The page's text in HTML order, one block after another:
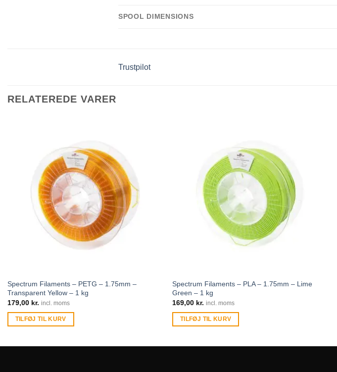
SPOOL DIMENSIONS
Trustpilot
RELATEREDE VARER
Spectrum Filaments – PETG – 1.75mm –
Transparent Yellow – 1 kg
179,00 kr. incl. moms
TILFØJ TIL KURV
Spectrum Filaments – PLA – 1.75mm – Lime
Green – 1 kg
169,00 kr. incl. moms
TILFØJ TIL KURV